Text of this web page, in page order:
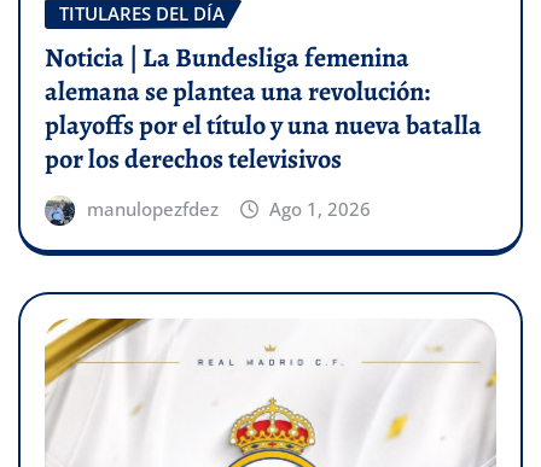
TITULARES DEL DÍA
Noticia | La Bundesliga femenina
alemana se plantea una revolución:
playoffs por el título y una nueva batalla
por los derechos televisivos
manulopezfdez Ago 1, 2026